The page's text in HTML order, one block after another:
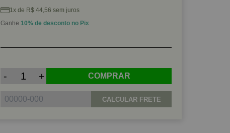
1x de R$ 44,56 sem juros
Ganhe 10% de desconto no Pix
- + COMPRAR
CALCULAR FRETE